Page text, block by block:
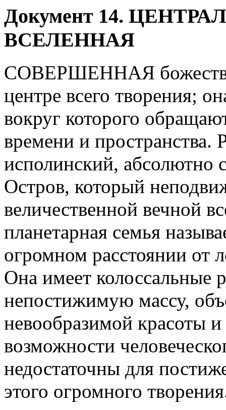
Документ 14.
ВСЕЛЕННАЯ
СОВЕРШЕННАЯ
центре всего творения;
вокруг которого
времени и пространства.
исполинский, абсолютно
Остров, который
величественной вечной
планетарная семья
огромном расстоянии от
Она имеет колоссальные
непостижимую массу,
невообразимой красоты
возможности
недостаточны для
этого огромного